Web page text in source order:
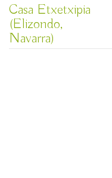
Casa Etxetxipia
(Elizondo,
Navarra)